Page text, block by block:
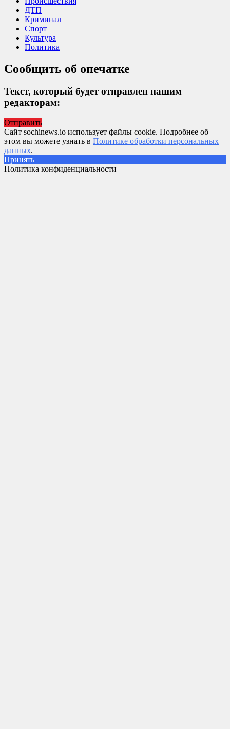
ДТП
Криминал
Спорт
Культура
Политика
Сообщить об опечатке
Текст, который будет отправлен нашим
редакторам:
Отправить
Сайт sochinews.io использует файлы cookie. Подробнее об
этом вы можете узнать в Политике обработки персональных
данных.
Принять
Политика конфиденциальности